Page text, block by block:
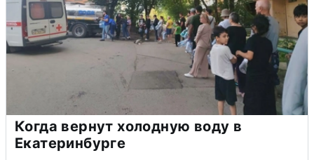
Когда вернут холодную воду в
Екатеринбурге